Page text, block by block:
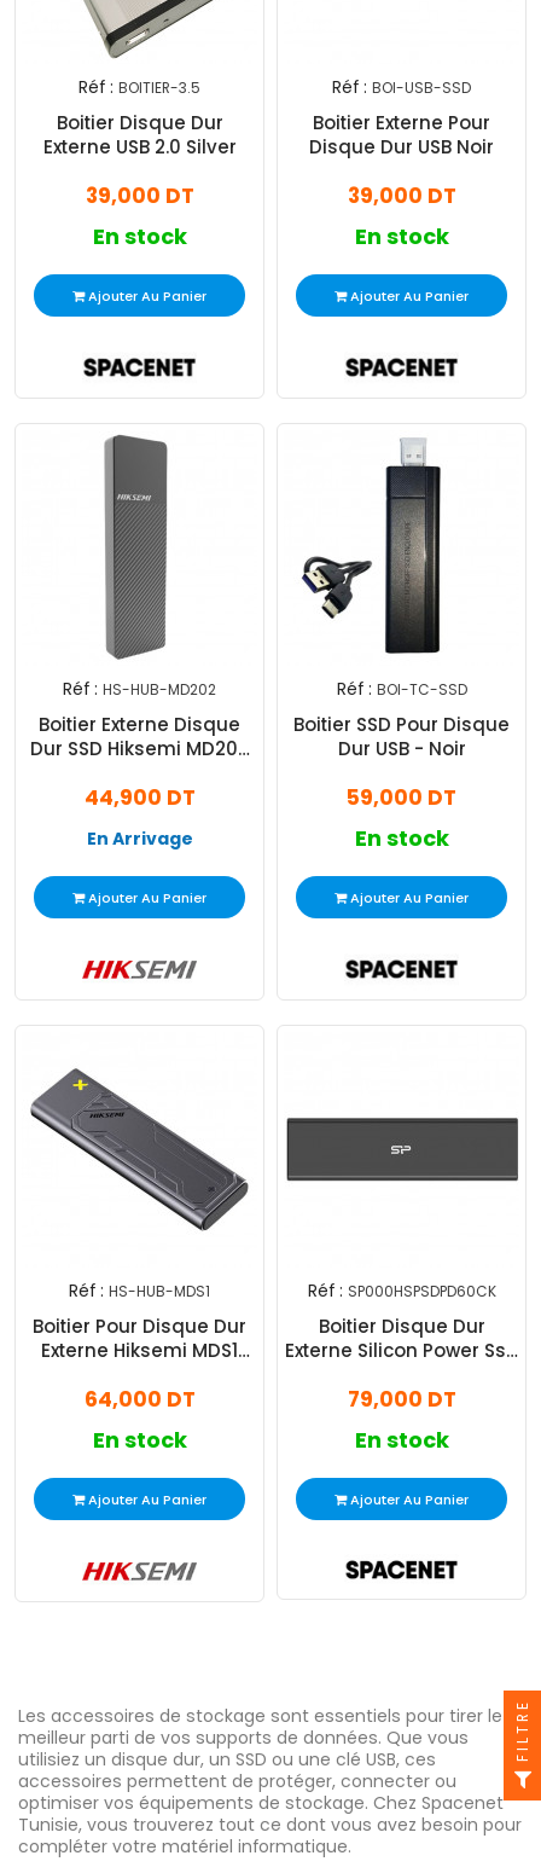
Réf : BOITIER-3.5
Boitier Disque Dur
Externe USB 2.0 Silver
39,000 DT
En stock
Ajouter Au Panier
Réf : BOI-USB-SSD
Boitier Externe Pour
Disque Dur USB Noir
39,000 DT
En stock
Ajouter Au Panier
Réf : HS-HUB-MD202
Boitier Externe Disque
Dur SSD Hiksemi MD202
44,900 DT
En Arrivage
Ajouter Au Panier
Réf : BOI-TC-SSD
Boitier SSD Pour Disque
Dur USB - Noir
59,000 DT
En stock
Ajouter Au Panier
Réf : HS-HUB-MDS1
Boitier Pour Disque Dur
Externe Hiksemi MDS1
64,000 DT
En stock
Ajouter Au Panier
Réf : SP000HSPSDPD60CK
Boitier Disque Dur
Externe Silicon Power Ssd
79,000 DT
En stock
Ajouter Au Panier
Les accessoires de stockage sont essentiels pour tirer le
meilleur parti de vos supports de données. Que vous
utilisiez un disque dur, un SSD ou une clé USB, ces
accessoires permettent de protéger, connecter ou
optimiser vos équipements de stockage. Chez Spacenet
Tunisie, vous trouverez tout ce dont vous avez besoin pour
compléter votre matériel informatique.
FILTRE